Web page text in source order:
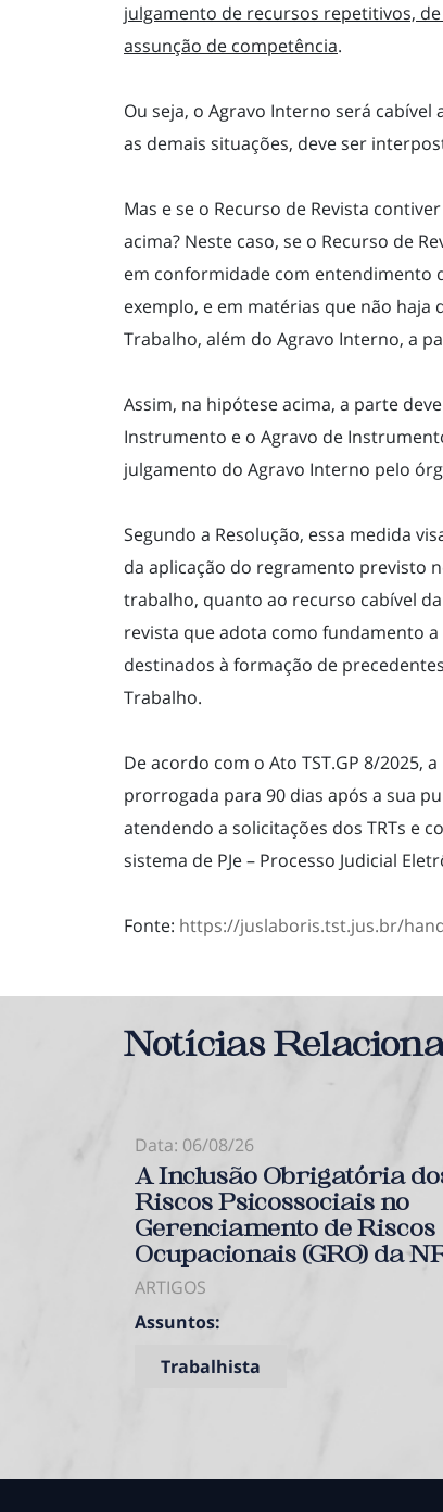
julgamento de recursos repetitivos,
assunção de competência.
Ou seja, o Agravo Interno será
as demais situações, deve ser
Mas e se o Recurso de Revista
acima? Neste caso, se o Recurso de
em conformidade com entendimento
exemplo, e em matérias que não
Trabalho, além do Agravo Interno, a
Assim, na hipótese acima, a parte
Instrumento e o Agravo de
julgamento do Agravo Interno pelo
Segundo a Resolução, essa medida
da aplicação do regramento previsto
trabalho, quanto ao recurso cabível
revista que adota como fundamento
destinados à formação de
Trabalho.
De acordo com o Ato TST.GP 8/2025,
prorrogada para 90 dias após a sua
atendendo a solicitações dos TRTs e
sistema de PJe – Processo Judicial
Fonte: https://juslaboris.tst.jus.br/
Notícias
Data: 06/08/26
A Inclusão Obrigatória
Riscos Psicossociais no
Gerenciamento de Riscos
Ocupacionais (GRO) da
ARTIGOS
Assuntos:
Trabalhista